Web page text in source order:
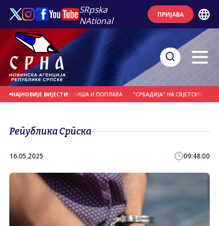
SRpska
NAtional
ПРИЈАВА
НАЈНОВИЈЕ ВИЈЕСТИ:
ЗБОГ ОБИЛНИХ КИША И ПОПЛАВА "СРБАДИЈА" НА СВЈЕТСКОЈ
Република Српска
16.05.2025 09:48:00